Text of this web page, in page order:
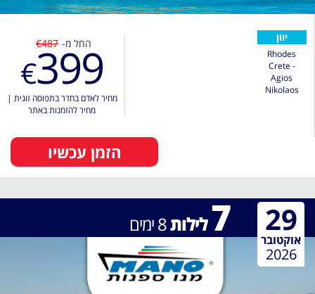
יוון
Rhodes
Crete -
Agios
Nikolaos
החל מ- €487
€399
מחיר לאדם בחדר בתפוסה זוגית |
מחיר להזמנות באתר
הזמן עכשיו
7 לילות8ימים 29
אוקטובר
2026